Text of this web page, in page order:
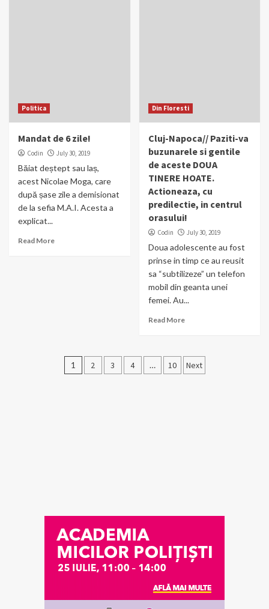
Politica
Mandat de 6 zile!
Codin July 30, 2019
Băiat deștept sau laș,
acest Nicolae Moga, care
după șase zile a demisionat
de la sefia M.A.I. Acesta a
explicat...
Read More
Din Floresti
Cluj-Napoca// Paziti-va
buzunarele si gentile
de aceste DOUA
TINERE HOATE.
Actioneaza, cu
predilectie, in centrul
orasului!
Codin July 30, 2019
Doua adolescente au fost
prinse in timp ce au reusit
sa “subtilizeze” un telefon
mobil din geanta unei
femei. Au...
Read More
Posts
1 2 3 4 … 10 Next